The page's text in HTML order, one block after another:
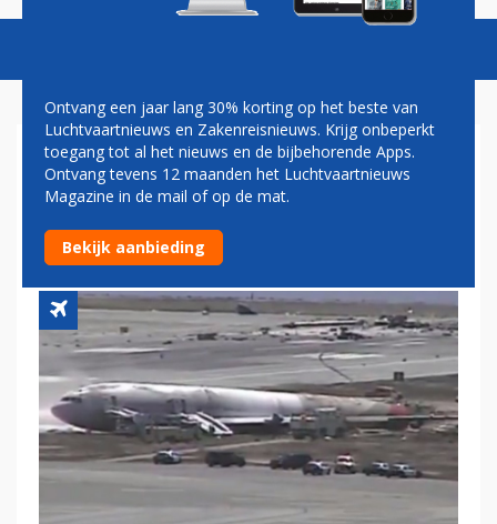
ASIANA VAN 3 MAART TOT
16 APRIL NIET NAAR SAN
FRANCISCO
Ontvang een jaar lang 30% korting op het beste van
Luchtvaartnieuws en Zakenreisnieuws. Krijg onbeperkt
toegang tot al het nieuws en de bijbehorende Apps.
Ontvang tevens 12 maanden het Luchtvaartnieuws
Magazine in de mail of op de mat.
Bekijk aanbieding